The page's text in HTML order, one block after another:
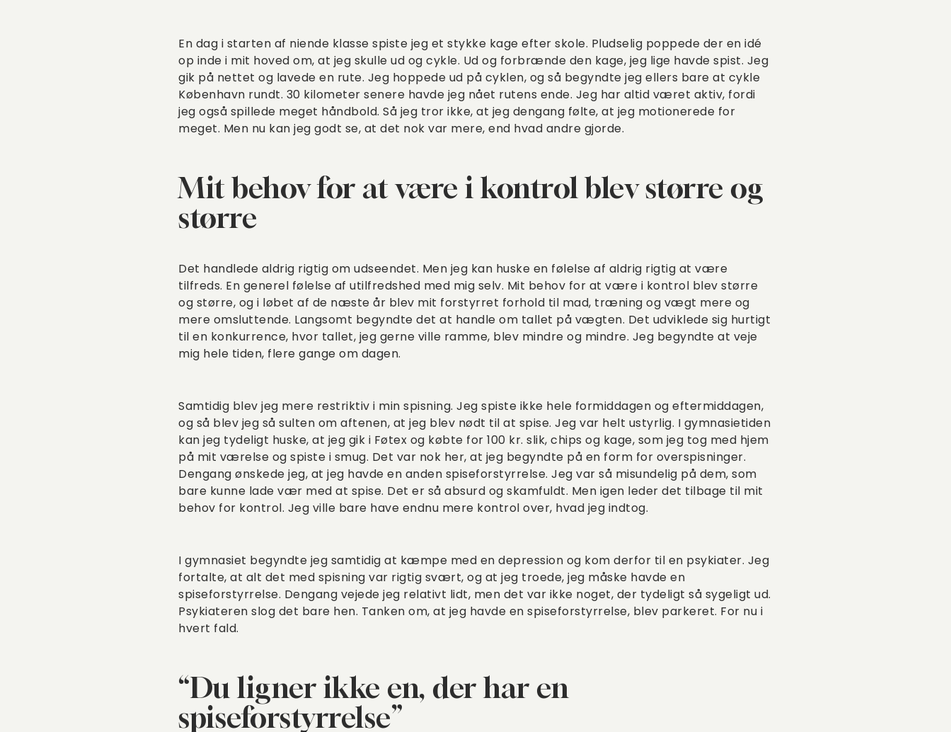
En dag i starten af niende klasse spiste jeg et stykke kage efter skole. Pludselig poppede der en idé
op inde i mit hoved om, at jeg skulle ud og cykle. Ud og forbrænde den kage, jeg lige havde spist. Jeg
gik på nettet og lavede en rute. Jeg hoppede ud på cyklen, og så begyndte jeg ellers bare at cykle
København rundt. 30 kilometer senere havde jeg nået rutens ende. Jeg har altid været aktiv, fordi
jeg også spillede meget håndbold. Så jeg tror ikke, at jeg dengang følte, at jeg motionerede for
meget. Men nu kan jeg godt se, at det nok var mere, end hvad andre gjorde.
Mit behov for at være i kontrol blev større og
større
Det handlede aldrig rigtig om udseendet. Men jeg kan huske en følelse af aldrig rigtig at være
tilfreds. En generel følelse af utilfredshed med mig selv. Mit behov for at være i kontrol blev større
og større, og i løbet af de næste år blev mit forstyrret forhold til mad, træning og vægt mere og
mere omsluttende. Langsomt begyndte det at handle om tallet på vægten. Det udviklede sig hurtigt
til en konkurrence, hvor tallet, jeg gerne ville ramme, blev mindre og mindre. Jeg begyndte at veje
mig hele tiden, flere gange om dagen.
Samtidig blev jeg mere restriktiv i min spisning. Jeg spiste ikke hele formiddagen og eftermiddagen,
og så blev jeg så sulten om aftenen, at jeg blev nødt til at spise. Jeg var helt ustyrlig. I gymnasietiden
kan jeg tydeligt huske, at jeg gik i Føtex og købte for 100 kr. slik, chips og kage, som jeg tog med hjem
på mit værelse og spiste i smug. Det var nok her, at jeg begyndte på en form for overspisninger.
Dengang ønskede jeg, at jeg havde en anden spiseforstyrrelse. Jeg var så misundelig på dem, som
bare kunne lade vær med at spise. Det er så absurd og skamfuldt. Men igen leder det tilbage til mit
behov for kontrol. Jeg ville bare have endnu mere kontrol over, hvad jeg indtog.
I gymnasiet begyndte jeg samtidig at kæmpe med en depression og kom derfor til en psykiater. Jeg
fortalte, at alt det med spisning var rigtig svært, og at jeg troede, jeg måske havde en
spiseforstyrrelse. Dengang vejede jeg relativt lidt, men det var ikke noget, der tydeligt så sygeligt ud.
Psykiateren slog det bare hen. Tanken om, at jeg havde en spiseforstyrrelse, blev parkeret. For nu i
hvert fald.
“Du ligner ikke en, der har en
spiseforstyrrelse”